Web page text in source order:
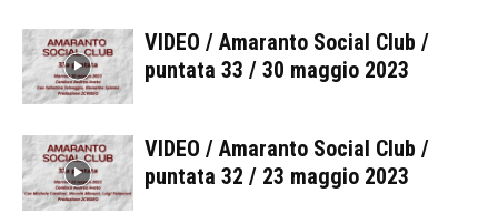
VIDEO / Amaranto Social Club /
puntata 33 / 30 maggio 2023
VIDEO / Amaranto Social Club /
puntata 32 / 23 maggio 2023